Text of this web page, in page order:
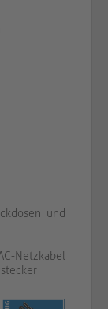
und
Netzkabel